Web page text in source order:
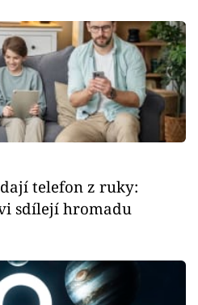
telefon z ruky:
sdílejí hromadu